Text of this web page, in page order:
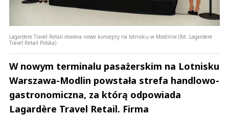
Lagardere Travel Retail otwiera nowe koncepty na lotnisku w Modlinie (fot. Lagardere
Travel Retail Polska)
W nowym terminalu pasażerskim na Lotnisku
Warszawa-Modlin powstała strefa handlowo-
gastronomiczna, za którą odpowiada
Lagardère Travel Retail. Firma